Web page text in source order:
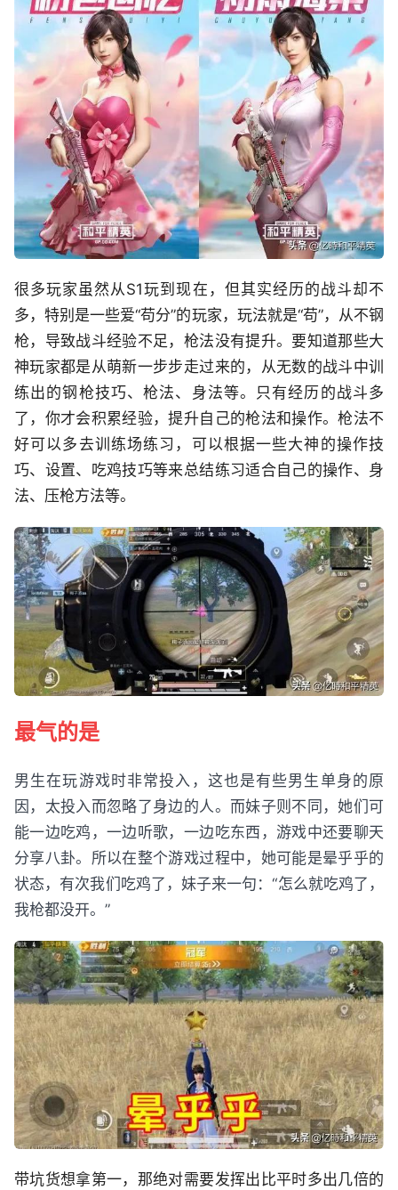
很多玩家虽然从S1玩到现在，但其实经历的战斗却不
多，特别是一些爱“苟分”的玩家，玩法就是“苟”，从不钢
枪，导致战斗经验不足，枪法没有提升。要知道那些大
神玩家都是从萌新一步步走过来的，从无数的战斗中训
练出的钢枪技巧、枪法、身法等。只有经历的战斗多
了，你才会积累经验，提升自己的枪法和操作。枪法不
好可以多去训练场练习，可以根据一些大神的操作技
巧、设置、吃鸡技巧等来总结练习适合自己的操作、身
法、压枪方法等。
最气‬的‬是‬
男生在玩游戏时非常投入，这也是有些男生单身的原
因，太投入而忽略了身边的人。而妹子则不同，她们可
能一边吃鸡，一边听歌，一边吃东西，游戏中还要聊天
分享八卦。所以在整个游戏过程中，她可能是晕乎乎的
状态，有次我们吃鸡了，妹子来一句：“怎么就吃鸡了，
我枪都没开。”
带坑货想拿第一，那绝对需要发挥出比平时多出几倍的